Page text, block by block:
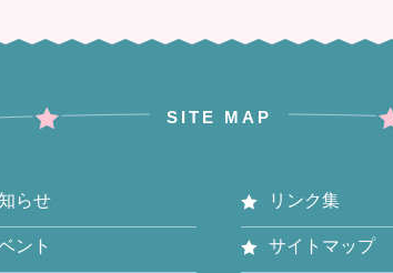
SITE MAP
らせ
ント
リンク集
サイトマップ